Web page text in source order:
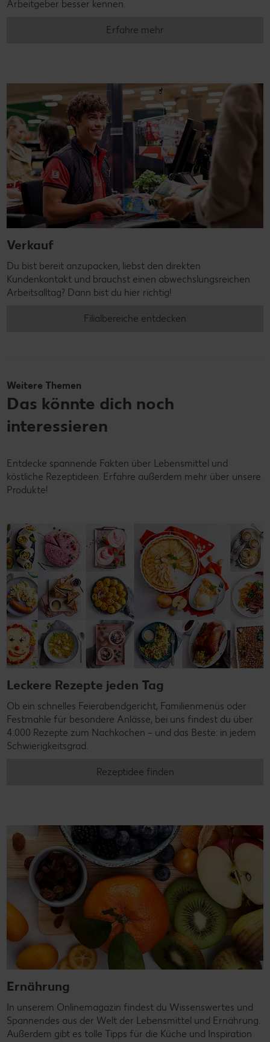
Arbeitgeber besser kennen.
Erfahre mehr
Verkauf
Du bist bereit anzupacken, liebst den direkten
Kundenkontakt und brauchst einen abwechslungsreichen
Arbeitsalltag? Dann bist du hier richtig!
Filialbereiche entdecken
Weitere Themen
Das könnte dich noch
interessieren
Entdecke spannende Fakten über Lebensmittel und
köstliche Rezeptideen. Erfahre außerdem mehr über unsere
Produkte!
Leckere Rezepte jeden Tag
Ob ein schnelles Feierabendgericht, Familienmenüs oder
Festmahle für besondere Anlässe, bei uns findest du über
4.000 Rezepte zum Nachkochen – und das Beste: in jedem
Schwierigkeitsgrad.
Rezeptidee finden
Ernährung
In unserem Onlinemagazin findest du Wissenswertes und
Spannendes aus der Welt der Lebensmittel und Ernährung.
Außerdem gibt es tolle Tipps für die Küche und Inspiration